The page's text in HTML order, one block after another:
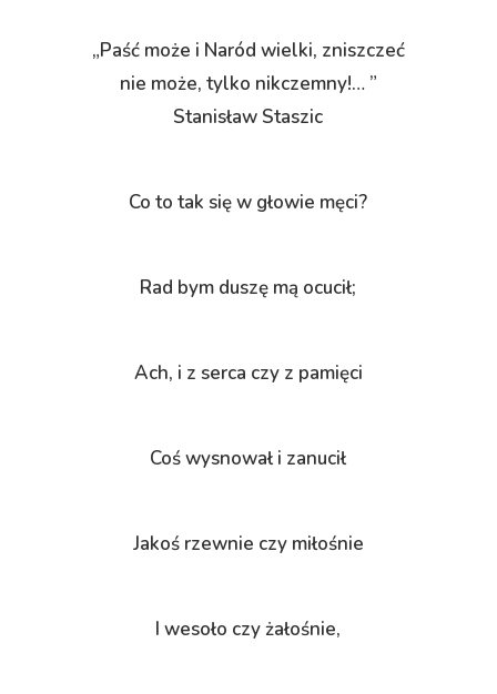
„Paść może i Naród wielki, zniszczeć
nie może, tylko nikczemny!… ”
Stanisław Staszic
Co to tak się w głowie męci?
Rad bym duszę mą ocucił;
Ach, i z serca czy z pamięci
Coś wysnował i zanucił
Jakoś rzewnie czy miłośnie
I wesoło czy żałośnie,